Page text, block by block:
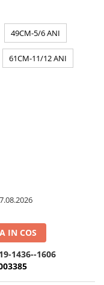
49CM-5/6 ANI
61CM-11/12 ANI
IN COS
1436--1606